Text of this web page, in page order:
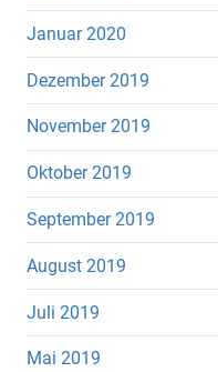
Januar 2020
Dezember 2019
November 2019
Oktober 2019
September 2019
August 2019
Juli 2019
Mai 2019